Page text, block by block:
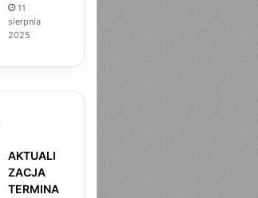
11
sierpnia
2025
AKTUALI
ZACJA
TERMINA